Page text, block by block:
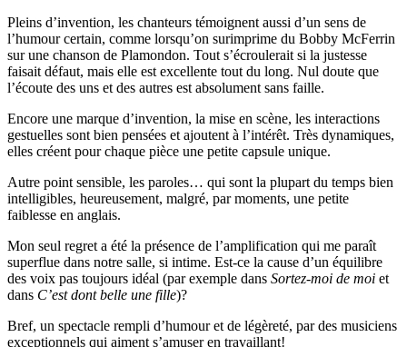
Pleins d’invention, les chanteurs témoignent aussi d’un sens de
l’humour certain, comme lorsqu’on surimprime du Bobby McFerrin
sur une chanson de Plamondon. Tout s’écroulerait si la justesse
faisait défaut, mais elle est excellente tout du long. Nul doute que
l’écoute des uns et des autres est absolument sans faille.
Encore une marque d’invention, la mise en scène, les interactions
gestuelles sont bien pensées et ajoutent à l’intérêt. Très dynamiques,
elles créent pour chaque pièce une petite capsule unique.
Autre point sensible, les paroles… qui sont la plupart du temps bien
intelligibles, heureusement, malgré, par moments, une petite
faiblesse en anglais.
Mon seul regret a été la présence de l’amplification qui me paraît
superflue dans notre salle, si intime. Est-ce la cause d’un équilibre
des voix pas toujours idéal (par exemple dans Sortez-moi de moi et
dans C’est dont belle une fille)?
Bref, un spectacle rempli d’humour et de légèreté, par des musiciens
exceptionnels qui aiment s’amuser en travaillant!